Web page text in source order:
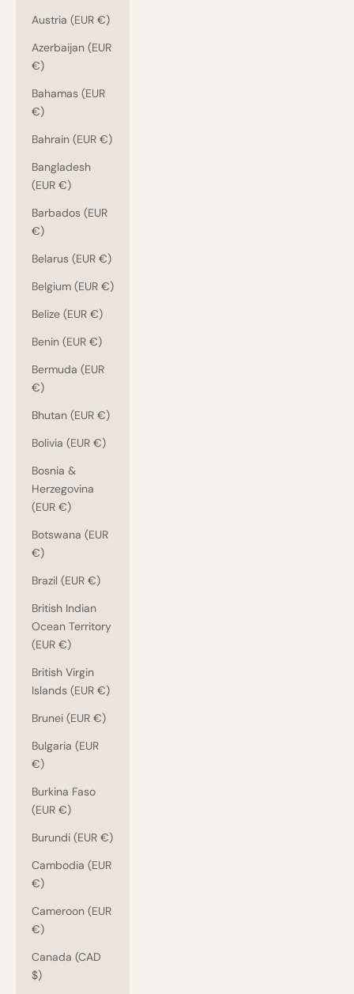
Austria (EUR €)
Azerbaijan (EUR
€)
Bahamas (EUR
€)
Bahrain (EUR €)
Bangladesh
(EUR €)
Barbados (EUR
€)
Belarus (EUR €)
Belgium (EUR €)
Belize (EUR €)
Benin (EUR €)
Bermuda (EUR
€)
Bhutan (EUR €)
Bolivia (EUR €)
Bosnia &
Herzegovina
(EUR €)
Botswana (EUR
€)
Brazil (EUR €)
British Indian
Ocean Territory
(EUR €)
British Virgin
Islands (EUR €)
Brunei (EUR €)
Bulgaria (EUR
€)
Burkina Faso
(EUR €)
Burundi (EUR €)
Cambodia (EUR
€)
Cameroon (EUR
€)
Canada (CAD
$)